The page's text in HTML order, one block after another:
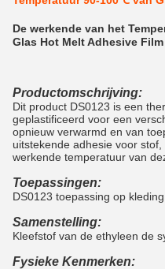
De werkende van het
Glas Hot Melt Adhesive
Productomschrijving:
Dit product DS0123 is een
geplastificeerd voor een
opnieuw verwarmd en van
uitstekende adhesie voor
werkende temperatuur van
Toepassingen:
DS0123 toepassing op
Samenstelling:
Kleefstof van de ethyleen de
Fysieke Kenmerken: